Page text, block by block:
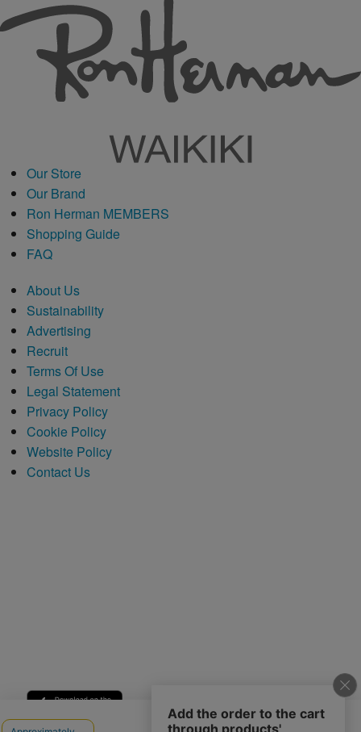
Our Store
Our Brand
Ron Herman MEMBERS
Shopping Guide
FAQ
About Us
Sustainability
Advertising
Recruit
Terms Of Use
Legal Statement
Privacy Policy
Cookie Policy
Website Policy
Contact Us